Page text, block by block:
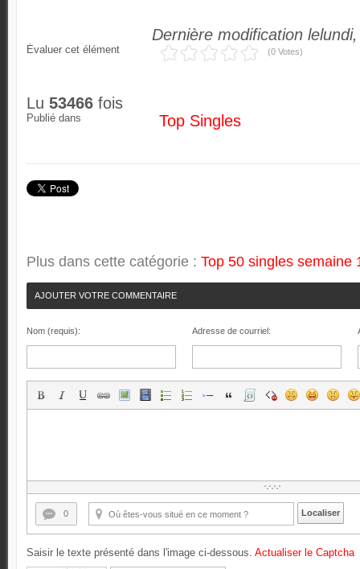
Dernière modification
Évaluer cet élément (0 Votes)
Lu 53466 fois
Publié dans Top Singles
Plus dans cette catégorie : Top 50 singles semaine
AJOUTER VOTRE COMMENTAIRE
Nom (requis): Adresse de courriel:
0 Localiser
Saisir le texte présenté dans l'image ci-dessous. Actualiser le Captcha